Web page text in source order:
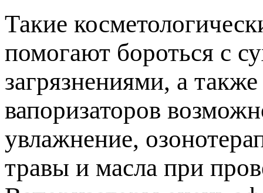
Такие
помогают бороться с
загрязнениями, а
вапоризаторов
увлажнение,
травы и масла при